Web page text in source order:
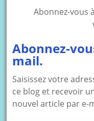
Abonnez-vous
Abonnez-
mail.
Saisissez votre
ce blog et recevoir
nouvel article par e-